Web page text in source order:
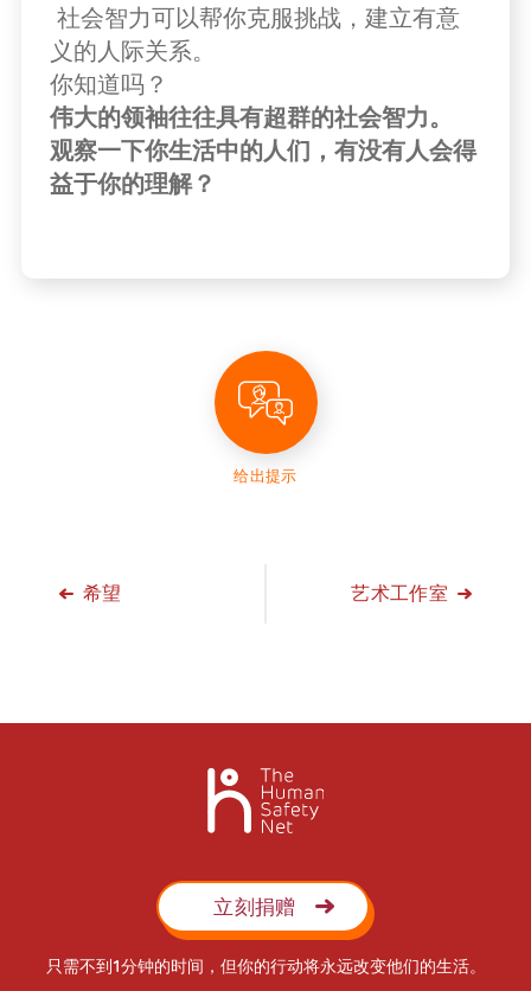
社会智力可以帮你克服挑战，建立有意
义的人际关系。
你知道吗？
伟大的领袖往往具有超群的社会智力。
观察一下你生活中的人们，有没有人会得
益于你的理解？
给出提示
希望 艺术工作室
立刻捐赠
只需不到1分钟的时间，但你的行动将永远改变他们的生活。